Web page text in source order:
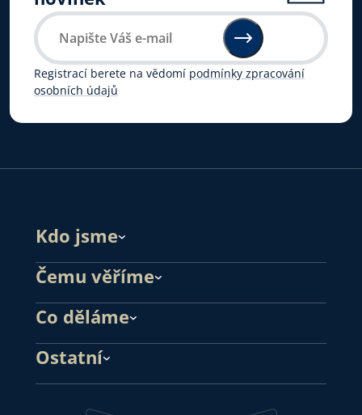
Registrací berete na vědomí podmínky zpracování
osobních údajů
Kdo jsme
Čemu věříme
Co děláme
Ostatní